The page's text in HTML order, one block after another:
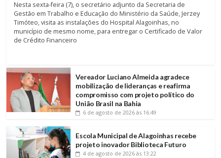
Nesta sexta-feira (7), o secretário adjunto da Secretaria de
Gestão em Trabalho e Educação do Ministério da Saúde, Jerzey
Timóteo, visita as instalações do Hospital Alagoinhas, no
município de mesmo nome, para entregar o Certificado de Valor
de Crédito Financeiro
Vereador Luciano Almeida agradece
mobilização de lideranças e reafirma
compromisso com projeto político do
União Brasil na Bahia
6 de agosto de 2026 às 16:49
Escola Municipal de Alagoinhas recebe
projeto inovador Biblioteca Futuro
4 de agosto de 2026 às 13:22